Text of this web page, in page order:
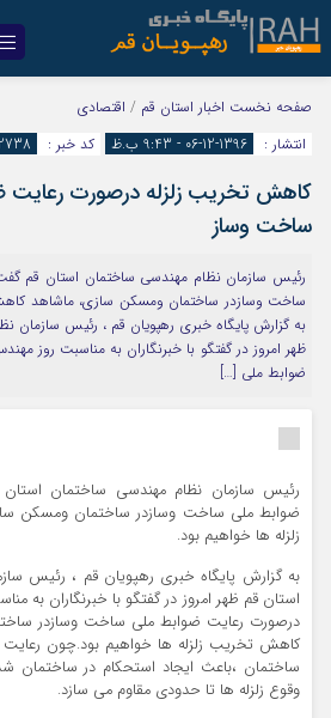
تلگرام
ایتا
صفحه نخست اخبار استان قم / اقتصادی
انتشار :
1396-12-06 - 9:43 ب.ظ کد خبر :
کاهش تخریب زلزله درصورت
ساخت وساز
رئیس سازمان نظام مهندسی ساختمان استان قم
ساخت وسازدر ساختمان ومسکن سازی، ماشاهد
به گزارش پایگاه خبری رهپویان قم ، رئیس سازمان
ظهر امروز در گفتگو با خبرنگاران به مناسبت روز
ضوابط ملی […]
رئیس سازمان نظام مهندسی ساختمان
ضوابط ملی ساخت وسازدر ساختمان ومسکن
زلزله ها خواهیم بود.
به گزارش پایگاه خبری رهپویان قم ، رئیس
استان قم ظهر امروز در گفتگو با خبرنگاران به
درصورت رعایت ضوابط ملی ساخت وسازدر
کاهش تخریب زلزله ها خواهیم بود.چون رعایت
ساختمان ،باعث ایجاد استحکام در ساختمان
وقوع زلزله ها تا حدودی مقاوم می سازد.